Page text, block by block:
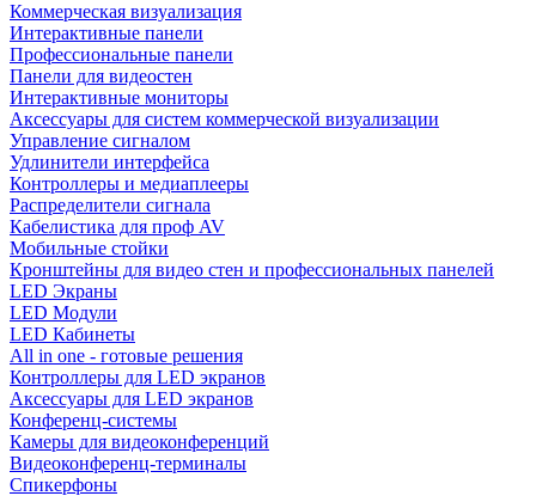
Коммерческая визуализация
Интерактивные панели
Профессиональные панели
Панели для видеостен
Интерактивные мониторы
Аксессуары для систем коммерческой визуализации
Управление сигналом
Удлинители интерфейса
Контроллеры и медиаплееры
Распределители сигнала
Кабелистика для проф AV
Мобильные стойки
Кронштейны для видео стен и профессиональных панелей
LED Экраны
LED Модули
LED Кабинеты
All in one - готовые решения
Контроллеры для LED экранов
Аксессуары для LED экранов
Конференц-системы
Камеры для видеоконференций
Видеоконференц-терминалы
Спикерфоны